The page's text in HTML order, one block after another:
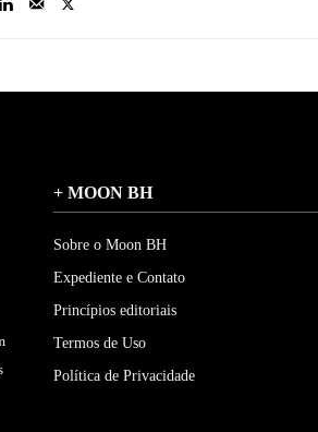
+ MOON BH
Sobre o Moon BH
Expediente e Contato
Princípios editoriais
Termos de Uso
Política de Privacidade